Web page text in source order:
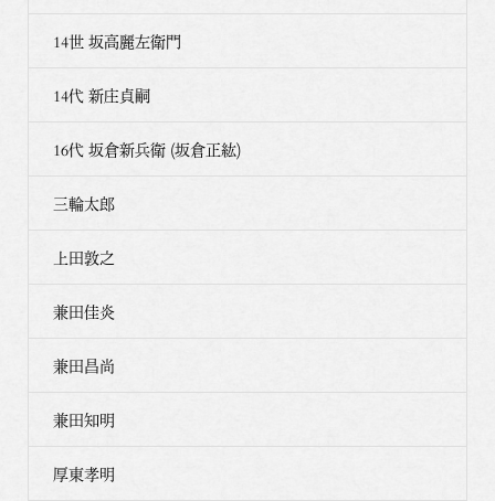
14世 坂高麗左衛門
14代 新庄貞嗣
16代 坂倉新兵衛 (坂倉正紘)
三輪太郎
上田敦之
兼田佳炎
兼田昌尚
兼田知明
厚東孝明